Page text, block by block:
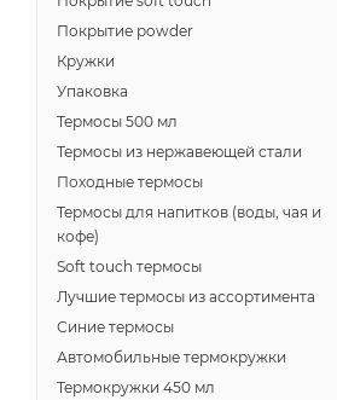
Покрытие powder
Кружки
Упаковка
Термосы 500 мл
Термосы из нержавеющей стали
Походные термосы
Термосы для напитков (воды, чая и
кофе)
Soft touch термосы
Лучшие термосы из ассортимента
Синие термосы
Автомобильные термокружки
Термокружки 450 мл